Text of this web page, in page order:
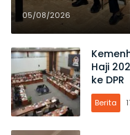
Distribusi BBM
05/08/2026
Haji
ke DPR
Berita